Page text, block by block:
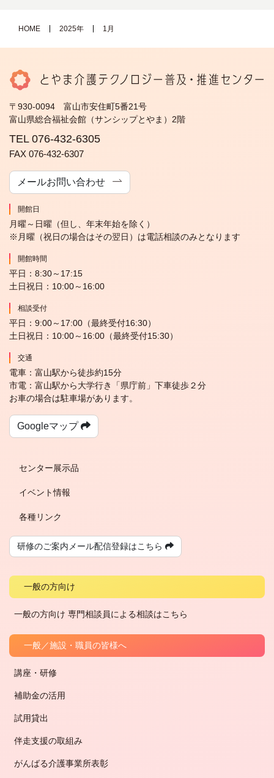
HOME 2025年 1月
〒930-0094 富山市安住町5番21号
富山県総合福祉会館（サンシップとやま）2階
TEL 076-432-6305
FAX 076-432-6307
メールお問い合わせ
開館日
月曜～日曜（但し、年末年始を除く）
※月曜（祝日の場合はその翌日）は電話相談のみとなります
開館時間
平日：8:30～17:15
土日祝日：10:00～16:00
相談受付
平日：9:00～17:00（最終受付16:30）
土日祝日：10:00～16:00（最終受付15:30）
交通
電車：富山駅から徒歩約15分
市電：富山駅から大学行き「県庁前」下車徒歩２分
お車の場合は駐車場があります。
Googleマップ
センター展示品
イベント情報
各種リンク
研修のご案内メール配信登録はこちら
一般の方向け
一般の方向け 専門相談員による相談はこちら
一般／施設・職員の皆様へ
講座・研修
補助金の活用
試用貸出
伴走支援の取組み
がんばる介護事業所表彰